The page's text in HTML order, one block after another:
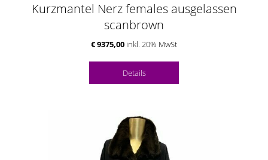
Kurzmantel Nerz females ausgelassen
scanbrown
€ 9375,00 inkl. 20% MwSt
Details